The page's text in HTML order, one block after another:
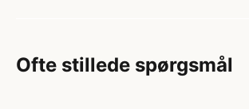
Ofte stillede spørgsmål